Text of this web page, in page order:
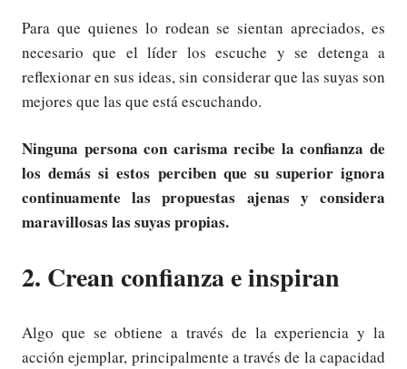
Para que quienes lo rodean se sientan apreciados, es
necesario que el líder los escuche y se detenga a
reflexionar en sus ideas, sin considerar que las suyas son
mejores que las que está escuchando.
Ninguna persona con carisma recibe la confianza de
los demás si estos perciben que su superior ignora
continuamente las propuestas ajenas y considera
maravillosas las suyas propias.
2. Crean confianza e inspiran
Algo que se obtiene a través de la experiencia y la
acción ejemplar, principalmente a través de la capacidad